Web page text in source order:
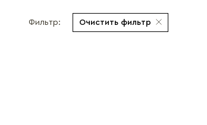
Фильтр: Очистить фильтр